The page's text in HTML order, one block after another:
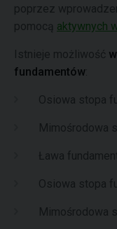
poprzez
pomocą aktywnych
Istnieje możliwość
fundamentów
Osiowa stopa
Mimośrodowa
Ława
Osiowa stopa
Mimośrodowa